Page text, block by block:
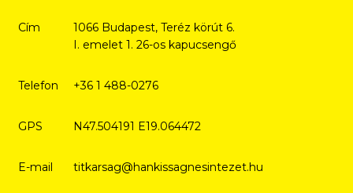
Cím
1066 Budapest, Teréz körút 6.
I. emelet 1. 26-os kapucsengő
Telefon +36 1 488-0276
GPS N47.504191 E19.064472
E-mail titkarsag@hankissagnesintezet.hu